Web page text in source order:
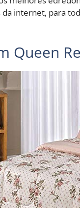
internet, para
Queen